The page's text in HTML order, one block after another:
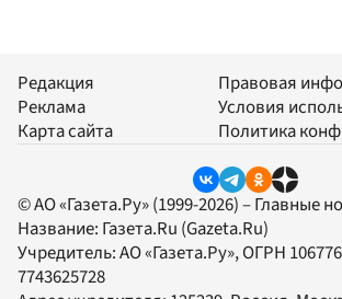
Редакция
Реклама
Карта сайта
Правовая
Условия
Политика
© АО «Газета.Ру» (1999-2026) – Главные
Название: Газета.Ru (Gazeta.Ru)
Учредитель:АО «Газета.Ру», ОГРН
7743625728